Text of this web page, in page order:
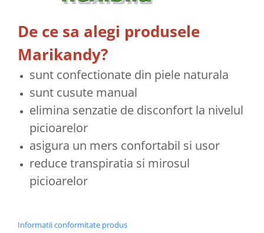
De ce sa alegi produsele
Marikandy?
sunt confectionate din piele naturala
sunt cusute manual
elimina senzatie de disconfort la nivelul
picioarelor
asigura un mers confortabil si usor
reduce transpiratia si mirosul
picioarelor
Informatii conformitate produs